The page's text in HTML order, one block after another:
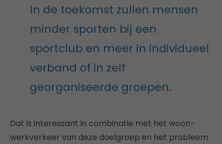
In de toekomst zullen mensen
minder sporten bij een
sportclub en meer in individueel
verband of in zelf
georganiseerde groepen.
Dat is interessant in combinatie met het woon-
werkverkeer van deze doelgroep en het probleem